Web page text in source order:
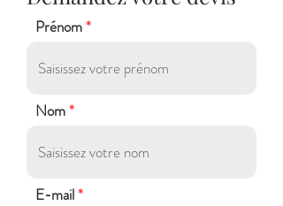
Prénom
Nom
E-mail